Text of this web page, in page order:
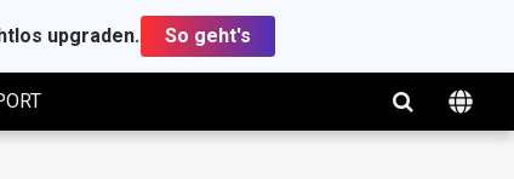
upgraden. So geht's